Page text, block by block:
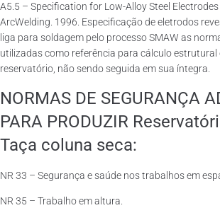
A5.5 – Specification for Low-Alloy Steel Electrodes
ArcWelding. 1996. Especificação de eletrodos
liga para soldagem pelo processo SMAW as
utilizadas como referência para cálculo estrutural
reservatório, não sendo seguida em sua íntegra.
NORMAS DE SEGURANÇA
PARA PRODUZIR
Taça coluna seca:
NR 33 – Segurança e saúde nos trabalhos em
NR 35 – Trabalho em altura.